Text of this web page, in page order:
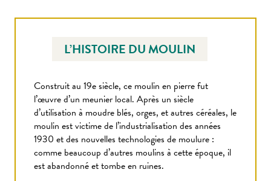
L’HISTOIRE DU MOULIN
Construit au 19e siècle, ce moulin en pierre fut
l’œuvre d’un meunier local. Après un siècle
d’utilisation à moudre blés, orges, et autres céréales, le
moulin est victime de l’industrialisation des années
1930 et des nouvelles technologies de moulure :
comme beaucoup d’autres moulins à cette époque, il
est abandonné et tombe en ruines.